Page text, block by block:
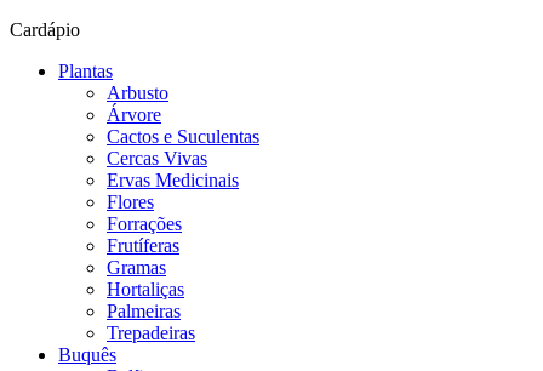
Cardápio
Plantas
Arbusto
Árvore
Cactos e Suculentas
Cercas Vivas
Ervas Medicinais
Flores
Forrações
Frutíferas
Gramas
Hortaliças
Palmeiras
Trepadeiras
Buquês